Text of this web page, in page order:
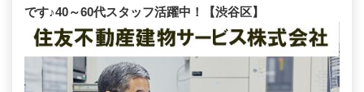
です♪40～60代スタッフ活躍中！【渋谷区】